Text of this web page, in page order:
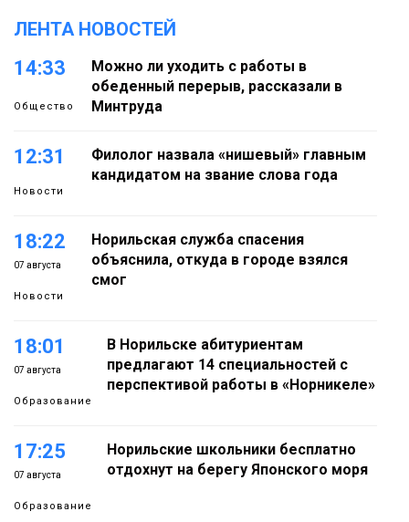
ЛЕНТА НОВОСТЕЙ
14:33
Общество
Можно ли уходить с работы в
обеденный перерыв, рассказали в
Минтруда
12:31
Новости
Филолог назвала «нишевый» главным
кандидатом на звание слова года
18:22
07 августа
Новости
Норильская служба спасения
объяснила, откуда в городе взялся
смог
18:01
07 августа
Образование
В Норильске абитуриентам
предлагают 14 специальностей с
перспективой работы в «Норникеле»
17:25
07 августа
Образование
Норильские школьники бесплатно
отдохнут на берегу Японского моря